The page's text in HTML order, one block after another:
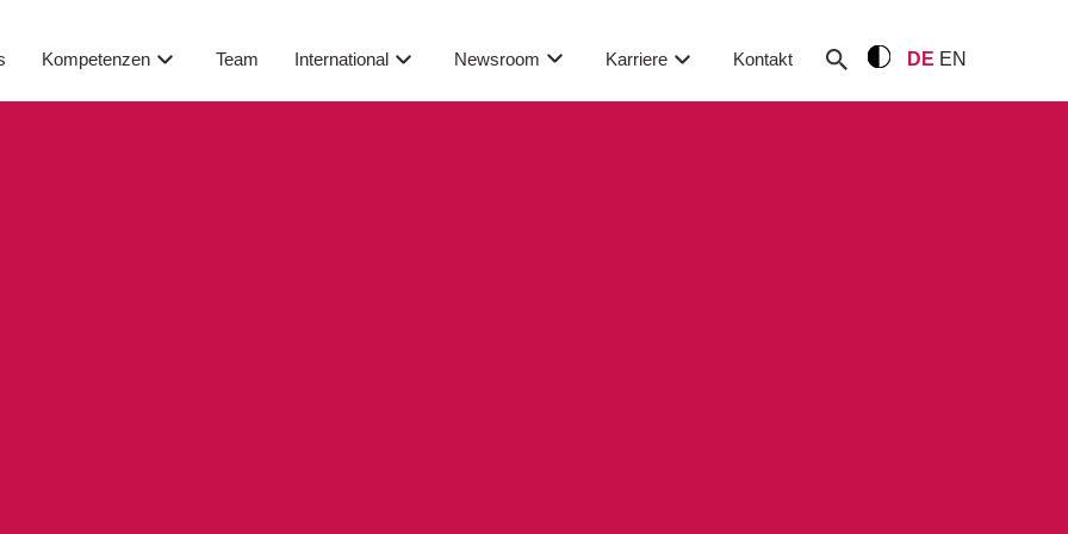
Kompetenzen Team International Newsroom Karriere Kontakt DE EN